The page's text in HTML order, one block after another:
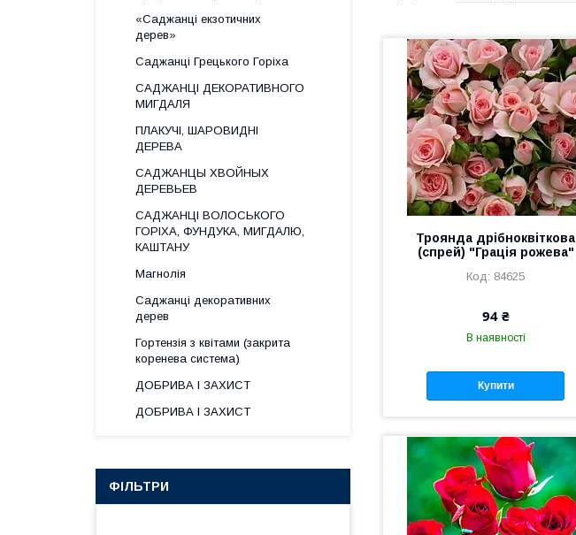
Троянда дрібноквіткова
(спрей) "Грація рожева"
84625
94 ₴
В наявності
Купити
«Саджанці екзотичних
дерев»
Саджанці Грецького Горіха
САДЖАНЦІ ДЕКОРАТИВНОГО
МИГДАЛЯ
ПЛАКУЧІ, ШАРОВИДНІ
ДЕРЕВА
САДЖАНЦЫ ХВОЙНЫХ
ДЕРЕВЬЕВ
САДЖАНЦІ ВОЛОСЬКОГО
ГОРІХА, ФУНДУКА, МИГДАЛЮ,
КАШТАНУ
Магнолія
Саджанці декоративних
дерев
Гортензія з квітами (закрита
коренева система)
ДОБРИВА І ЗАХИСТ
ДОБРИВА І ЗАХИСТ
ФІЛЬТРИ